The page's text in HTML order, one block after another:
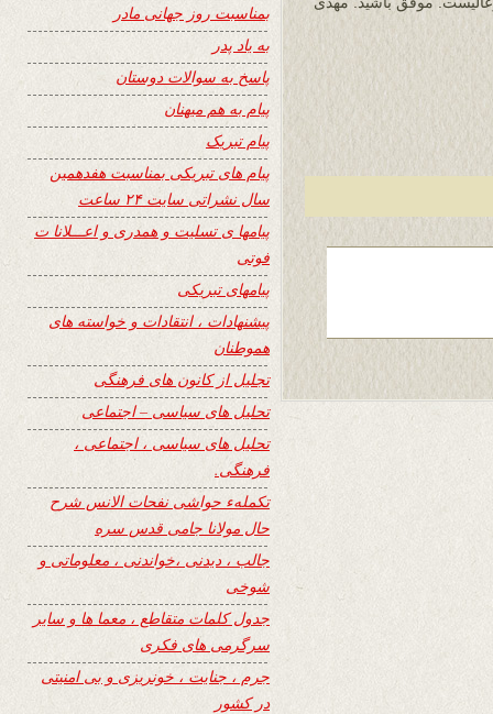
بمناسبت روز جهانی مادر
به یاد پدر
پاسخ به سوالات دوستان
پیام به هم میهنان
پیام تبریک
پیام های تبریکی بمناسبت هفدهمین
سال نشراتی سایت ۲۴ ساعت
پیامها ی تسلیت و همدری و اعـــلانا ت
فوتی
پیامهای تبریکی
پیشنهادات ، انتقادات و خواسته های
هموطنان
تجلیل از کانون های فرهنگی
تحلیل های سیاسی – اجتماعی
تحلیل های سیاسی ، اجتماعی ،
فرهنگی.
تکملهء حواشی نفحات الانس شرح
حال مولانا جامی قدس سره
جالب ، دیدنی ،خواندنی ، معلوماتی و
شوخی
جدول کلمات متقاطع ، معما ها و سایر
سرگرمی های فکری
جرم ، جنایت ، خونریزی و بی امنیتی
در کشور